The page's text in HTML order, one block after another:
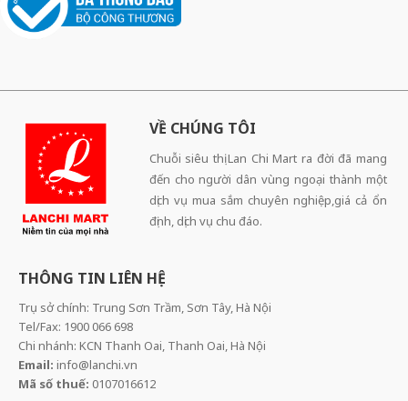
VỀ CHÚNG TÔI
Chuỗi siêu thị Lan Chi Mart ra đời đã mang
đến cho người dân vùng ngoại thành một
dịch vụ mua sắm chuyên nghiệp,giá cả ổn
định, dịch vụ chu đáo.
THÔNG TIN LIÊN HỆ
Trụ sở chính: Trung Sơn Trầm, Sơn Tây, Hà Nội
Tel/Fax: 1900 066 698
Chi nhánh: KCN Thanh Oai, Thanh Oai, Hà Nội
Email: info@lanchi.vn
Mã số thuế: 0107016612